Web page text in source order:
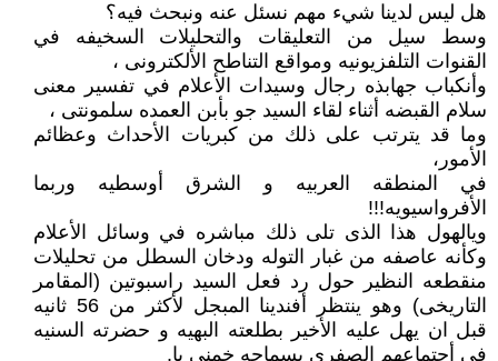
هل ليس لدينا شيء مهم نسئل عنه ونبحث فيه؟
وسط سيل من التعليقات والتحليلات السخيفه في
القنوات التلفزيونيه ومواقع التناطح الألكترونى ،
وأنكباب جهابذه رجال وسيدات الأعلام في تفسير معنى
سلام القبضه أثناء لقاء السيد جو بأبن العمده سلمونتى ،
وما قد يترتب على ذلك من كبريات الأحداث وعظائم
الأمور،
في المنطقه العربيه و الشرق أوسطيه وربما
الأفرواسيويه!!!
ويالهول هذا الذى تلى ذلك مباشره في وسائل الأعلام
وكأنه عاصفه من غبار التوله ودخان السطل من تحليلات
منقطعه النظير حول رد فعل السيد راسبوتين (المقامر
التاريخى) وهو ينتظر أفندينا المبجل لأكثر من 56 ثانيه
قبل ان يهل عليه الأخير بطلعته البهيه و حضرته السنيه
في أجتماعهم الصفرى بسماحه خمنى يا.